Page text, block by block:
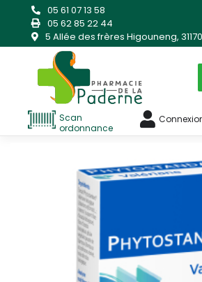
05 61 07 13 58
05 62 85 22 44
5 Allée des frères Higouneng,
Scan
ordonnance